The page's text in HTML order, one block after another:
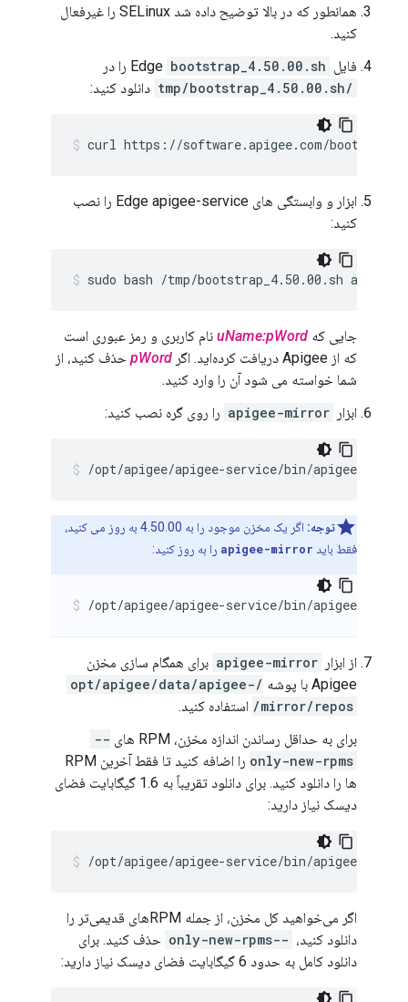
همانطور که در بالا توضیح داده شد SELinux را غیرفعال
کنید.
فایل Edge bootstrap_4.50.00.sh
را در
/tmp/bootstrap_4.50.00.sh
دانلود کنید:
curl https://software.apigee.com/
ابزار و وابستگی های Edge apigee-service را نصب
کنید:
sudo bash /tmp/bootstrap_4.50.00.sh
جایی که uName:pWord نام کاربری و رمز عبوری است
که از Apigee دریافت کرده‌اید. اگر
pWord حذف کنید، از
شما خواسته می شود آن را وارد کنید.
ابزار apigee-mirror را روی گره نصب کنید:
/opt/apigee/apigee-service/bin/apigee-
توجه:
اگر یک مخزن موجود را به 4.50.00 به روز می کنید،
فقط باید apigee-mirror را به روز کنید:
/opt/apigee/apigee-service/bin/apigee-
از ابزار apigee-mirror برای همگام سازی مخزن
Apigee با پوشه
/opt/apigee/data/apigee-
mirror/repos/
استفاده کنید.
برای به حداقل رساندن اندازه مخزن، RPM های
--
only-new-rpms
را اضافه کنید تا فقط آخرین RPM
ها را دانلود کنید. برای دانلود تقریباً به 1.6 گیگابایت فضای
دیسک نیاز دارید:
/opt/apigee/apigee-service/bin/apigee-
اگر می‌خواهید کل مخزن، از جمله RPM‌های قدیمی‌تر را
دانلود کنید، --only-new-rpms
حذف کنید. برای
دانلود کامل به حدود 6 گیگابایت فضای دیسک نیاز دارید: